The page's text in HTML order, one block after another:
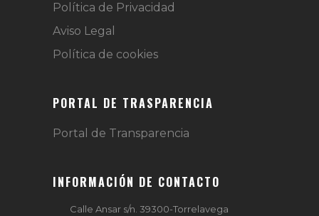
Política de Privacidad
Aviso Legal
Política de cookies
PORTAL DE TRASPARENCIA
Portal de Transparencia
INFORMACIÓN DE CONTACTO
Calle Ansar s/n. 39300-Torrelavega